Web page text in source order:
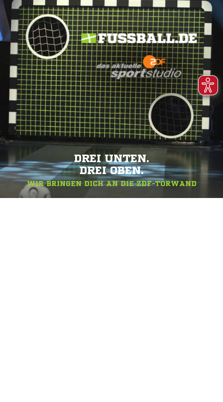
DREI UNTEN.
DREI OBEN.
WIR BRINGEN DICH AN DIE ZDF-TORWAND